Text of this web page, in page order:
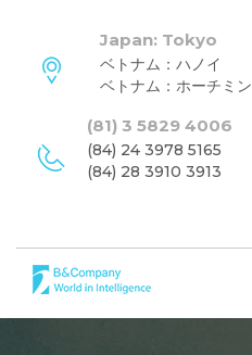
Japan: Tokyo
ベトナム：ハノイ
ベトナム：ホーチミン
(81) 3 5829 4006
(84) 24 3978 5165
(84) 28 3910 3913